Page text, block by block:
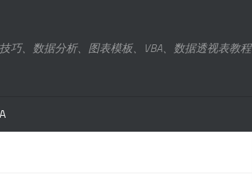
巧、数据分析、图表模板、VBA、数据透视表教程